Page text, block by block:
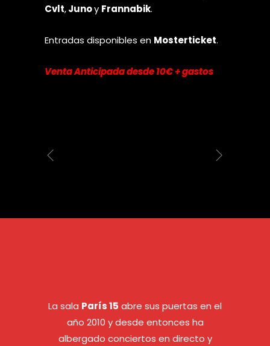
Cvlt,Junoy Frannabik.
Entradas disponibles en Mosterticket.
Venta Anticipada desde 10€ + gastos
La sala París 15 abre sus puertas en el
año 2010 y desde entonces ha
albergado conciertos en directo y